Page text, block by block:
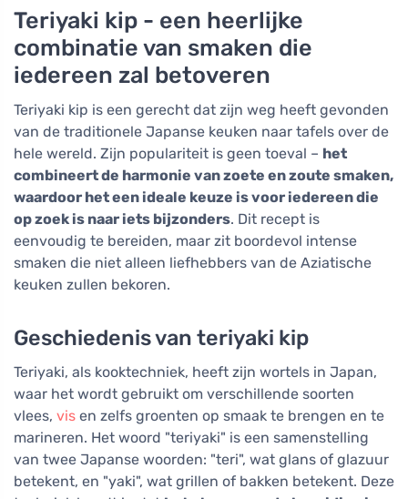
Teriyaki kip - een heerlijke
combinatie van smaken die
iedereen zal betoveren
Teriyaki kip is een gerecht dat zijn weg heeft gevonden
van de traditionele Japanse keuken naar tafels over de
hele wereld. Zijn populariteit is geen toeval – het
combineert de harmonie van zoete en zoute smaken,
waardoor het een ideale keuze is voor iedereen die
op zoek is naar iets bijzonders. Dit recept is
eenvoudig te bereiden, maar zit boordevol intense
smaken die niet alleen liefhebbers van de Aziatische
keuken zullen bekoren.
Geschiedenis van teriyaki kip
Teriyaki, als kooktechniek, heeft zijn wortels in Japan,
waar het wordt gebruikt om verschillende soorten
vlees, vis en zelfs groenten op smaak te brengen en te
marineren. Het woord "teriyaki" is een samenstelling
van twee Japanse woorden: "teri", wat glans of glazuur
betekent, en "yaki", wat grillen of bakken betekent. Deze